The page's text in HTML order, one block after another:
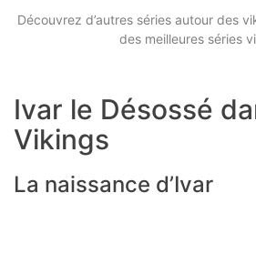
Découvrez d’autres séries autour des
des meilleures séries
Ivar le Désossé
Vikings
La naissance d’Ivar